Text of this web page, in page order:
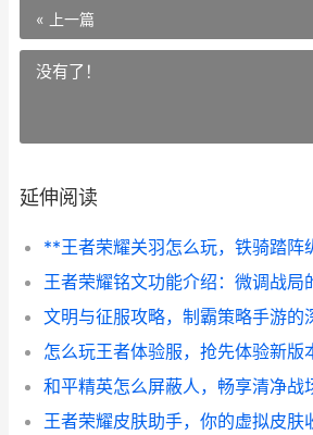
« 上一篇
没有了！
延伸阅读
文明与征服攻略，制霸策略手游的
和平精英怎么屏蔽人，畅享清净战
王者荣耀皮肤助手，你的虚拟皮肤